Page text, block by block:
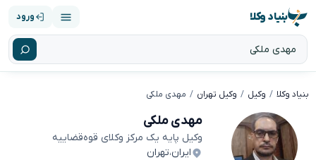
بنیاد وکلا ورود
بنیاد وکلا وکیل وکیل تهران مهدی ملکی
مهدی ملکی
وکیل پایه یک مرکز وکلای قوه‌قضاییه
ایران،تهران